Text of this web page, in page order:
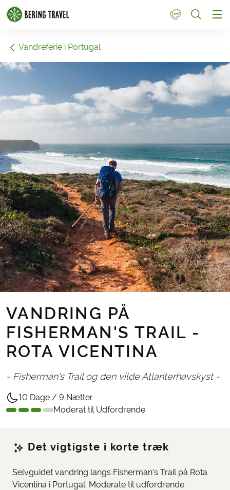
1
Vandreferie i Portugal
VANDRING PÅ
FISHERMAN'S TRAIL -
ROTA VICENTINA
- Fisherman's Trail og den vilde Atlanterhavskyst -
10 Dage / 9 Nætter
Moderat til Udfordrende
Det vigtigste i korte træk
Selvguidet vandring langs Fisherman's Trail på Rota
Vicentina i Portugal. Moderate til udfordrende